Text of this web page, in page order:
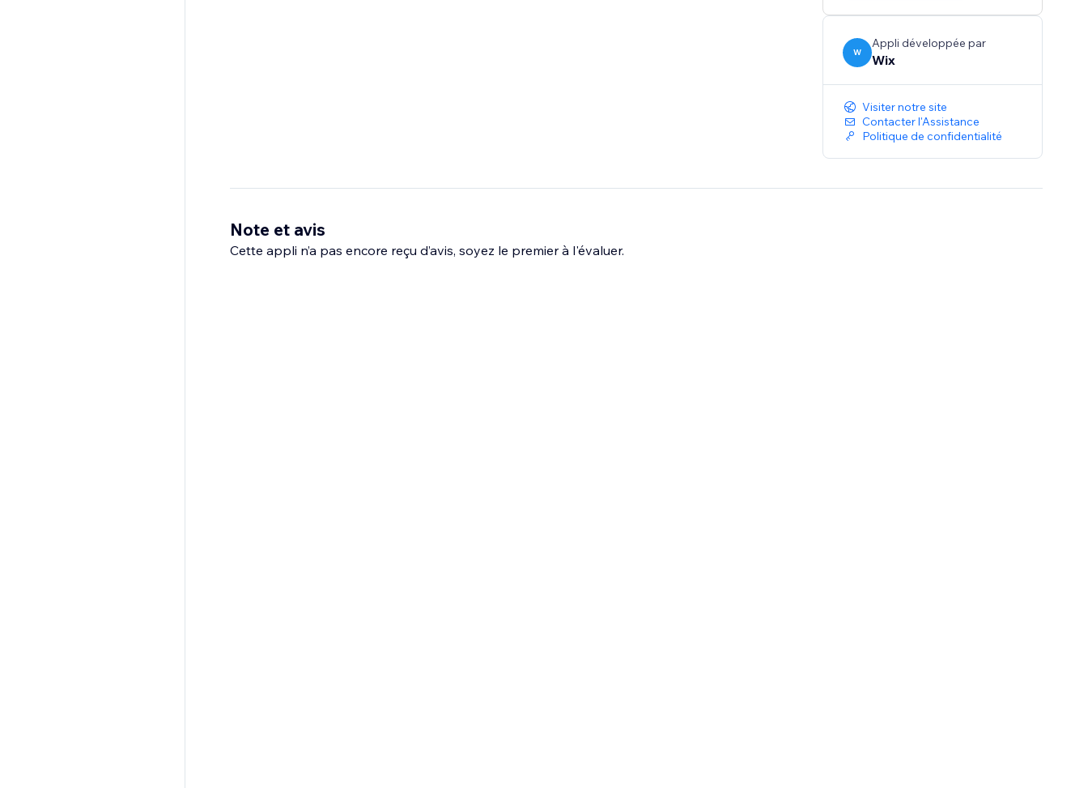
W
Appli développée par
Wix
Visiter notre site
Contacter l'Assistance
Politique de confidentialité
Note et avis
Cette appli n’a pas encore reçu d’avis, soyez le premier à l'évaluer.